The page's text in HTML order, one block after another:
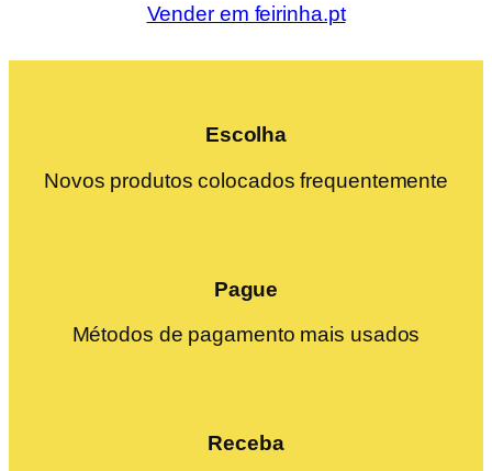
Vender em feirinha.pt
Escolha
Novos produtos colocados frequentemente
Pague
Métodos de pagamento mais usados
Receba